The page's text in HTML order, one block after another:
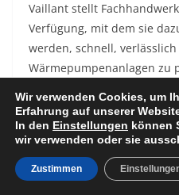
Vaillant stellt
Verfügung, mit dem sie
werden, schnell,
Wärmepumpenanlagen zu
sind, eingeben. Das Tool
und stellt den Anwendern
sichere Auslegung der
Verfügung.
Wir verwenden Cookies, um
Erfahrung auf unserer
In den Einstellungen können
wir verwenden oder sie
Zustimmen